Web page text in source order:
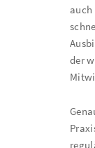
auch
der